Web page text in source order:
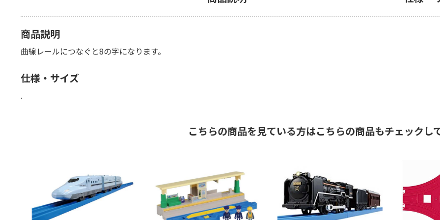
商品説明
曲線レールにつなぐと8の字になります。
仕様・サイズ
.
こちらの商品を見ている方はこちらの商品もチェックし